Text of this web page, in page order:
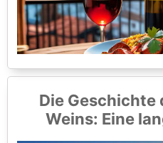
Die Geschichte
Weins: Eine